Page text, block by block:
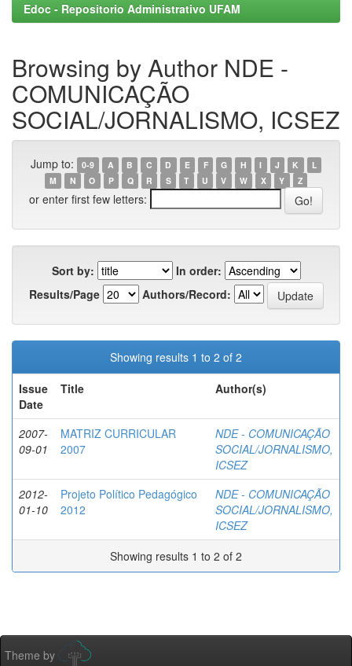
Edoc - Repositorio Administrativo UFAM
Browsing by Author NDE -
COMUNICAÇÃO
SOCIAL/JORNALISMO, ICSEZ
Jump to: 0-9 A B C D E F G H I J K
L
M
N O P Q R S T U V W X Y Z
or enter first few letters:
Sort by:
In order:
Results/Page
Authors/Record:
Showing results 1 to 2 of 2
Issue
Date
Title Author(s)
2007-
09-01
MATRIZ CURRICULAR
2007
NDE - COMUNICAÇÃO
SOCIAL/JORNALISMO,
ICSEZ
2012-
01-10
Projeto Político Pedagógico
2012
NDE - COMUNICAÇÃO
SOCIAL/JORNALISMO,
ICSEZ
Showing results 1 to 2 of 2
Theme by